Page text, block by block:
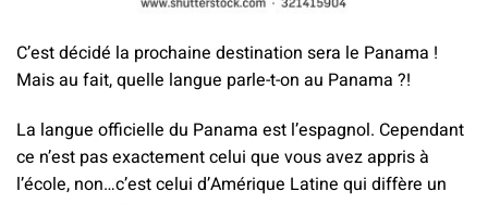
C’est décidé la prochaine destination sera le Panama !
Mais au fait, quelle langue parle-t-on au Panama ?!
La langue officielle du Panama est l’espagnol. Cependant
ce n’est pas exactement celui que vous avez appris à
l’école, non…c’est celui d’Amérique Latine qui diffère un